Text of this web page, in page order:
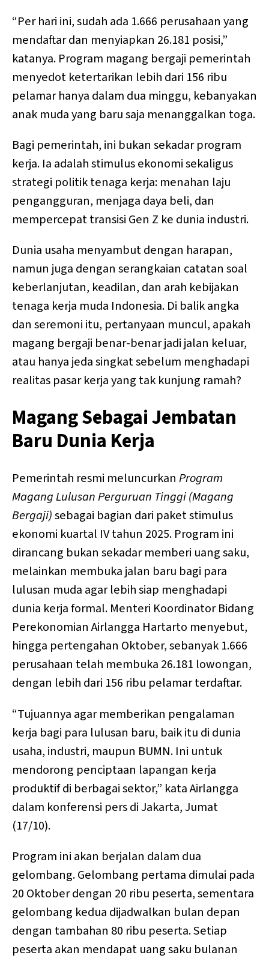
“Per hari ini, sudah ada 1.666 perusahaan yang
mendaftar dan menyiapkan 26.181 posisi,”
katanya. Program magang bergaji pemerintah
menyedot ketertarikan lebih dari 156 ribu
pelamar hanya dalam dua minggu, kebanyakan
anak muda yang baru saja menanggalkan toga.
Bagi pemerintah, ini bukan sekadar program
kerja. Ia adalah stimulus ekonomi sekaligus
strategi politik tenaga kerja: menahan laju
pengangguran, menjaga daya beli, dan
mempercepat transisi Gen Z ke dunia industri.
Dunia usaha menyambut dengan harapan,
namun juga dengan serangkaian catatan soal
keberlanjutan, keadilan, dan arah kebijakan
tenaga kerja muda Indonesia. Di balik angka
dan seremoni itu, pertanyaan muncul, apakah
magang bergaji benar-benar jadi jalan keluar,
atau hanya jeda singkat sebelum menghadapi
realitas pasar kerja yang tak kunjung ramah?
Magang Sebagai Jembatan
Baru Dunia Kerja
Pemerintah resmi meluncurkan Program
Magang Lulusan Perguruan Tinggi (Magang
Bergaji)sebagai bagian dari paket stimulus
ekonomi kuartal IV tahun 2025. Program ini
dirancang bukan sekadar memberi uang saku,
melainkan membuka jalan baru bagi para
lulusan muda agar lebih siap menghadapi
dunia kerja formal. Menteri Koordinator Bidang
Perekonomian Airlangga Hartarto menyebut,
hingga pertengahan Oktober, sebanyak 1.666
perusahaan telah membuka 26.181 lowongan,
dengan lebih dari 156 ribu pelamar terdaftar.
“Tujuannya agar memberikan pengalaman
kerja bagi para lulusan baru, baik itu di dunia
usaha, industri, maupun BUMN. Ini untuk
mendorong penciptaan lapangan kerja
produktif di berbagai sektor,” kata Airlangga
dalam konferensi pers di Jakarta, Jumat
(17/10).
Program ini akan berjalan dalam dua
gelombang. Gelombang pertama dimulai pada
20 Oktober dengan 20 ribu peserta, sementara
gelombang kedua dijadwalkan bulan depan
dengan tambahan 80 ribu peserta. Setiap
peserta akan mendapat uang saku bulanan